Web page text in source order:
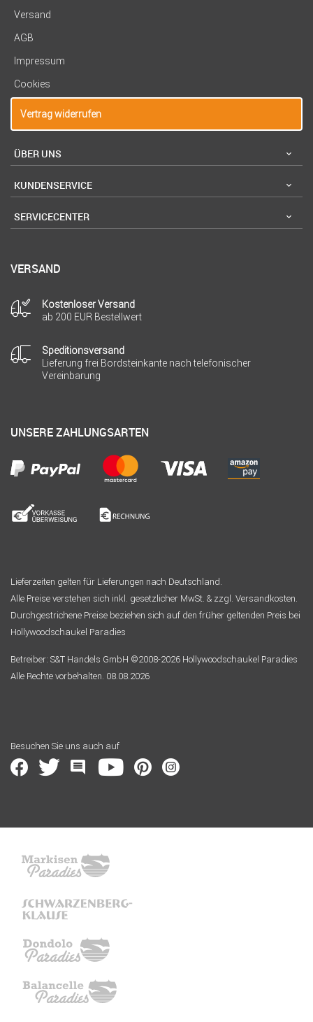
Versand
AGB
Impressum
Cookies
Vertrag widerrufen
ÜBER UNS
KUNDENSERVICE
SERVICECENTER
VERSAND
Kostenloser Versand
ab 200 EUR Bestellwert
Speditionsversand
Lieferung frei Bordsteinkante nach telefonischer
Vereinbarung
UNSERE ZAHLUNGSARTEN
Lieferzeiten gelten für Lieferungen nach Deutschland.
Alle Preise verstehen sich inkl. gesetzlicher MwSt. & zzgl. Versandkosten.
Durchgestrichene Preise beziehen sich auf den früher geltenden Preis bei
Hollywoodschaukel Paradies
Betreiber: S&T Handels GmbH ©2008-2026 Hollywoodschaukel Paradies
Alle Rechte vorbehalten. 08.08.2026
Besuchen Sie uns auch auf